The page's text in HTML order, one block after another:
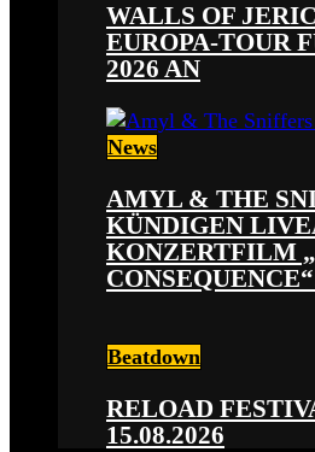
WALLS OF
EUROPA-TOUR
2026 AN
News
AMYL & THE
KÜNDIGEN
KONZERTFILM
Beatdown
RELOAD
15.08.2026